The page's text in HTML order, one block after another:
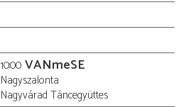
10:00 VANmeSE
Nagyszalonta
Nagyvárad Táncegyüttes